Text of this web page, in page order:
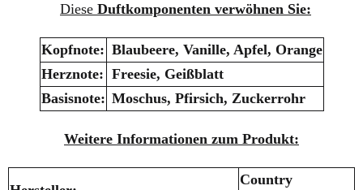
Diese Duftkomponenten verwöhnen Sie:
Kopfnote: Blaubeere, Vanille, Apfel, Orange
Herznote: Freesie, Geißblatt
Basisnote: Moschus, Pfirsich, Zuckerrohr
Weitere Informationen zum Produkt:
Country